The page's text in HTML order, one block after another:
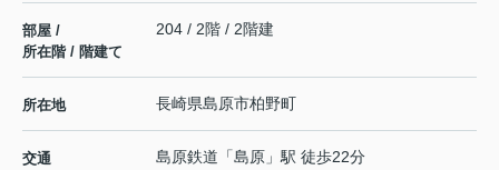
部屋 /
所在階 / 階建て
204 / 2階 / 2階建
所在地 長崎県島原市柏野町
交通 島原鉄道 「島原 」駅 徒歩22分